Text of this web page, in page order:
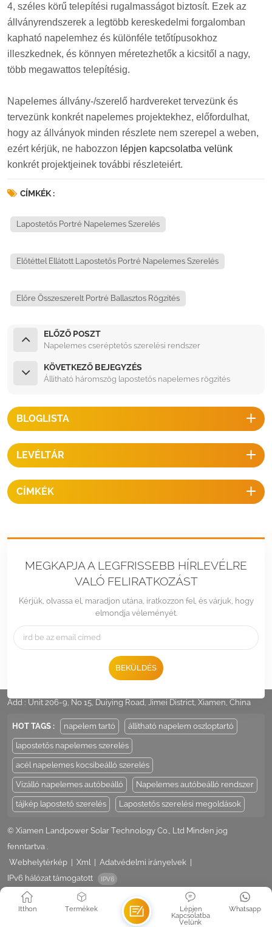
4, széles körű telepítési rugalmasságot biztosít. Ezek az
állványrendszerek a legtöbb kereskedelmi forgalomban
kapható napelemhez és különféle tetőtípusokhoz
illeszkednek, és könnyen méretezhetők a kicsitől a nagy,
több megawattos telepítésig.
Napelemes állvány-/szerelő hardvereket tervezünk és
tervezünk konkrét napelemes projektekhez, előfordulhat,
hogy az állványok minden részlete nem szerepel a weben,
ezért kérjük, ne habozzon lépjen kapcsolatba velünk
konkrét projektjeinek további részleteiért.
CÍMKÉK :
Lapostetős Portré Napelemes Szerelés
Előtéttel Ellátott Lapostetős Portré Napelemes Szerelés
Előre Összeszerelt Portré Ballasztos Rögzítés
ELŐZŐ POSZT
Napelemes cseréptetős szerelési rendszer
KÖVETKEZŐ BEJEGYZÉS
Állítható háromszög lapostetős napelemes rögzítés
BLOGLISTA
LEVÉLTÁR
CÍMKÉK
MEGKAPJA A LEGFRISSEBB HÍRLEVÉLRE
VALÓ FELIRATKOZÁST
Kérjük, olvassa el, maradjon utána, iratkozzon fel, és várjuk, hogy
elmondja véleményét.
BEKÜLDÉS
Add : Unit 206-9, No 15, Duiying Road, Jimei District, Xiamen, China
HOT TAGS : napelem tartó állítható napelem oszloptartó
lapostetős napelemes szerelés
acél napelemes kocsibeálló szerelés
Vízálló napelemes autóbeálló Napelemes autóbeálló rendszer
tájkép lapostető szerelés Lapostetős szerelési megoldások
© Xiamen Landpower Solar Technology Co., Ltd Minden jog
fenntartva .
Webhelytérkép
Xml Adatvédelmi irányelvek
IPv6 hálózat támogatott
Itthon Termékek Whatsapp
Lépjen
Kapcsolatba
Velünk